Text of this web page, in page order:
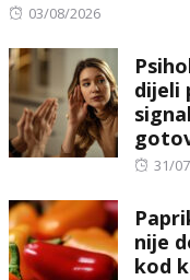
Posted
03/08/2026
dijeli
31/
nije
kod